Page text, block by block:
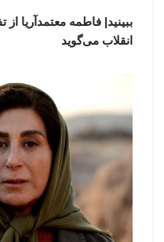
ببینید| فاطمه معتمدآریا
انقلاب می‌گوید